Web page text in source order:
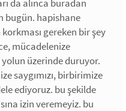
da alınca buradan
bugün. hapishane
gereken bir şey
mücadelenize
yolun üzerinde duruyor.
saygımızı, birbirimize
ediyoruz. bu şekilde
izin veremeyiz. bu